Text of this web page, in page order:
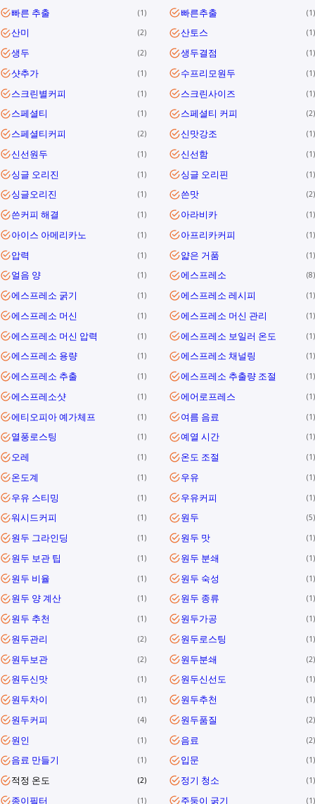
빠른 추출 1 빠른추출 1
산미 2 산토스 1
생두 2 생두결점 1
샷추가 1 수프리모원두 1
스크린별커피 1 스크린사이즈 1
스페셜티 1 스페셜티 커피 2
스페셜티커피 2 신맛강조 1
신선원두 1 신선함 1
싱글 오리진 1 싱글 오리핀 1
싱글오리진 1 쓴맛 2
쓴커피 해결 1 아라비카 1
아이스 아메리카노 1 아프리카커피 1
압력 1 얇은 거품 1
얼음 양 1 에스프레소 8
에스프레소 굵기 1 에스프레소 레시피 1
에스프레소 머신 1 에스프레소 머신 관리 1
에스프레소 머신 압력 1 에스프레소 보일러 온도 1
에스프레소 용량 1 에스프레소 채널링 1
에스프레소 추출 1 에스프레소 추출량 조절 1
에스프레소샷 1 에어로프레스 1
에티오피아 예가체프 1 여름 음료 1
열풍로스팅 1 예열 시간 1
오레 1 온도 조절 1
온도계 1 우유 1
우유 스티밍 1 우유커피 1
워시드커피 1 원두 5
원두 그라인딩 1 원두 맛 1
원두 보관 팁 1 원두 분쇄 1
원두 비율 1 원두 숙성 1
원두 양 계산 1 원두 종류 1
원두 추천 1 원두가공 1
원두관리 2 원두로스팅 1
원두보관 2 원두분쇄 2
원두신맛 1 원두신선도 1
원두차이 1 원두추천 1
원두커피 4 원두품질 2
원인 1 음료 2
음료 만들기 1 입문 1
적정 온도 2 정기 청소 1
종이필터 1 주둥이 굵기 1